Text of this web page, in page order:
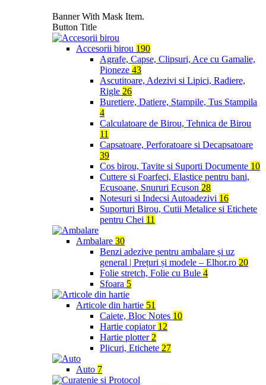
Banner With Mask Item.
Button Title
Accesorii birou 190
Agrafe, Capse, Clipsuri, Ace cu Gamalie,
Pioneze 43
Ascutitoare, Adezivi si Lipici, Radiere,
Rigle 26
Buretiere, Datiere, Stampile, Tus Stampila
4
Calculatoare de Birou, Tehnica de Birou
11
Capsatoare, Perforatoare si Decapsatoare
39
Cos birou, Tavite si Suporti Documente 10
Cuttere si Foarfeci, Elastice pentru bani,
Ecusoane, Snururi Ecuson 28
Notesuri si Indecsi Autoadezivi 16
Suporturi Birou, Cutii Metalice si Etichete
pentru Chei 11
Ambalare 30
Benzi adezive pentru ambalare și uz
general | Prețuri și modele – Elhor.ro 20
Folie stretch, Folie cu Bule 4
Sfoara 5
Articole din hartie 51
Caiete, Bloc Notes 10
Hartie copiator 12
Hartie plotter 2
Plicuri, Etichete 27
Auto 7